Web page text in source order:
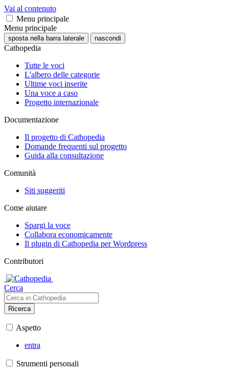
Vai al contenuto
Menu principale
Menu principale
sposta nella barra laterale nascondi
Cathopedia
Tutte le voci
L'albero delle categorie
Ultime voci inserite
Una voce a caso
Progetto internazionale
Documentazione
Il progetto di Cathopedia
Domande frequenti sul progetto
Guida alla consultazione
Comunità
Siti suggeriti
Come aiutare
Spargi la voce
Collabora economicamente
Il plugin di Cathopedia per Wordpress
Contributori
Cerca
Ricerca
Aspetto
entra
Strumenti personali